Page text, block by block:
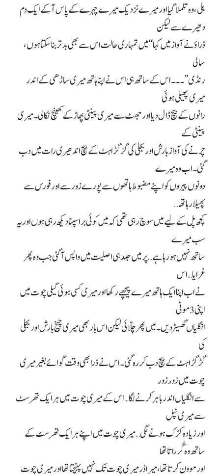
ہلی، وہ تلملا گیا اور میرے نزدیک میرے چہرے کے پاس آ کے ایک دم
دھیرے سے لیکن
ڈراؤنے آواز میں کہا “میں تمہاری حالت اس سے بھی بدتر بنا سکتا ہوں،
سالی
رنڈی”۔۔۔ اس کے ساتھ ہی اس نے اپنا ہاتھ میری ساڑھی کے اندر
میری پھیلی ہوئی
رانوں کے بیچ ڈال دیا اور جھٹ سے میری پینٹی پھاڑ کے کھینچ نکالی۔ میری
پینٹی کے
چرنے کی آواز بارش اور بجلی کی گڑگڑاہٹ کے بیچ اندھیری رات میں دب
گئی۔ اب وہ میرے
دونوں پیروں کو اپنے مضبوط ہاتھوں سے پورے زور سے اور فورس سے
پھیلا رہا تھا…
کچھ پل کے لیے میں سوچ رہی تھی کہ میں کوئی برا سپنا دیکھ رہی ہوں اور یہ
سب میرے
ساتھ نہیں ہو رہا ہے… پر میں جلد ہی اصلیت میں واپس آ گئی جب وہ پھر
غرایا… اس
نے اب اپنا ایک ہاتھ میرے پیچھے رکھا اور میری کسی ہوئی گیلی چوت میں
اپنی 3 موٹی
انگلیاں گھسیڑ دیں۔ میں پھر چلّائی لیکن اس بار بھی میری چیخ بارش اور بجلی
کی
گڑگڑاہٹ کے بیچ دب کر رہ گئی۔ اس نے ذرا بھی وقت گوائے بغیر میری
چوت میں زور زور
سے انگلیاں اندر باہر کرنے لگا… اس کے میری چوت میں ہر ایک تھرسٹ
سے میری نپل
اور زیادہ کڑک ہونے لگی… میری چوت میں اپنے ہر ایک تھرسٹ کے
ساتھ وہ گُرراتا تھا
اور موون کرتا تھا، میرا ڈر میری چوت تک نہیں پہنچتا تھا اور میری چوت